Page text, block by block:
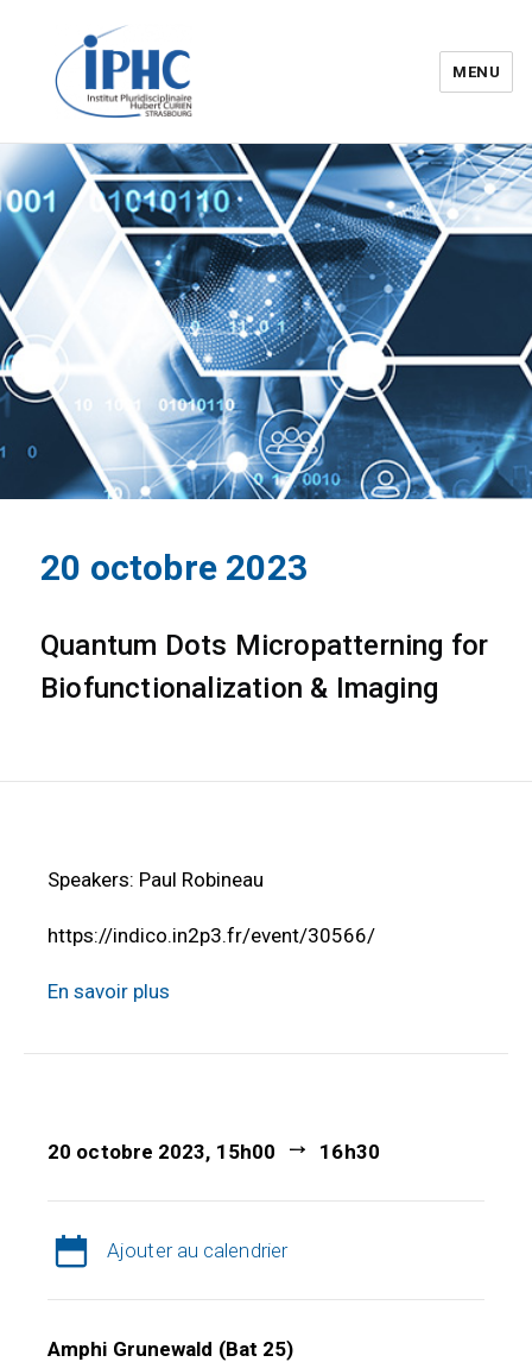
Institut pluridisciplinaire Hubert
Curien – IPHC
MENU
20 octobre 2023
Quantum Dots Micropatterning for
Biofunctionalization & Imaging
Speakers: Paul Robineau
https://indico.in2p3.fr/event/30566/
En savoir plus
20 octobre 2023, 15h00 16h30
Ajouter au calendrier
Amphi Grunewald (Bat 25)